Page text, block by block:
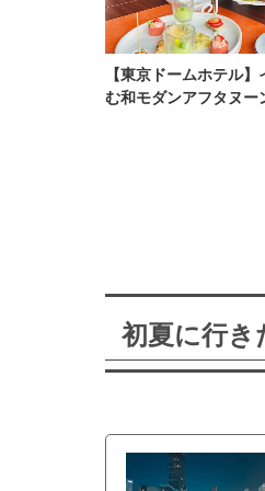
【東京ドームホテル
む和モダンアフタヌー
初夏に行き